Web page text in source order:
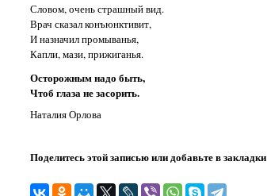
Словом, очень страшный вид.
Врач сказал конъюнктивит,
И назначил промыванья,
Капли, мази, прижиганья.
Осторожным надо быть,
Чтоб глаза не засорить.
Наталия Орлова
Поделитесь этой записью или добавьте в закладки